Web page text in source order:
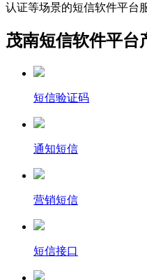
认证等场景的短信软件平台
茂南短信软件平台
短信验证码
通知短信
营销短信
短信接口